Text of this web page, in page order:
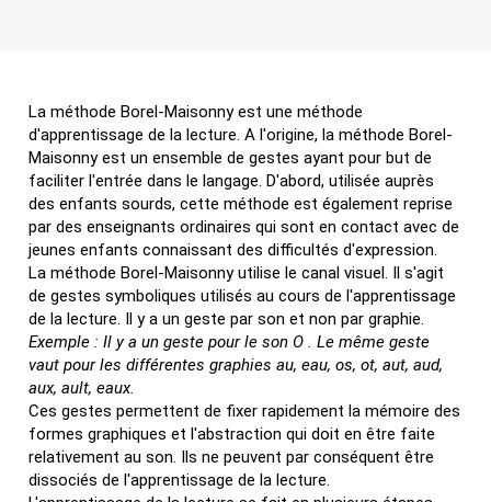
La méthode Borel-Maisonny est une méthode
d'apprentissage de la lecture. A l'origine, la méthode Borel-
Maisonny est un ensemble de gestes ayant pour but de
faciliter l'entrée dans le langage. D'abord, utilisée auprès
des enfants sourds, cette méthode est également reprise
par des enseignants ordinaires qui sont en contact avec de
jeunes enfants connaissant des difficultés d'expression.
La méthode Borel-Maisonny utilise le canal visuel. Il s'agit
de gestes symboliques utilisés au cours de l'apprentissage
de la lecture. Il y a un geste par son et non par graphie.
Exemple : Il y a un geste pour le son O . Le même geste
vaut pour les différentes graphies au, eau, os, ot, aut, aud,
aux, ault, eaux.
Ces gestes permettent de fixer rapidement la mémoire des
formes graphiques et l'abstraction qui doit en être faite
relativement au son. Ils ne peuvent par conséquent être
dissociés de l'apprentissage de la lecture.